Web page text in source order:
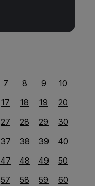
7 8 9
10
17 18 19
20
27 28 29
30
37 38 39
40
47 48 49
50
57 58 59
60